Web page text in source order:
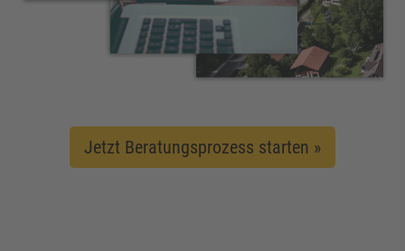
Jetzt Beratungsprozess starten »